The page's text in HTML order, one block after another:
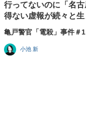
行ってないのに「名
得ない虚報が続々と
亀戸警官「電殺」事件＃1
小池 新